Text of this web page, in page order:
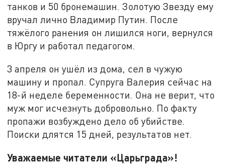
танков и 50 бронемашин. Золотую Звезду ему
вручал лично Владимир Путин. После
тяжёлого ранения он лишился ноги, вернулся
в Юргу и работал педагогом.
3 апреля он ушёл из дома, сел в чужую
машину и пропал. Супруга Валерия сейчас на
18-й неделе беременности. Она не верит, что
муж мог исчезнуть добровольно. По факту
пропажи возбуждено дело об убийстве.
Поиски длятся 15 дней, результатов нет.
Уважаемые читатели «Царьграда»!